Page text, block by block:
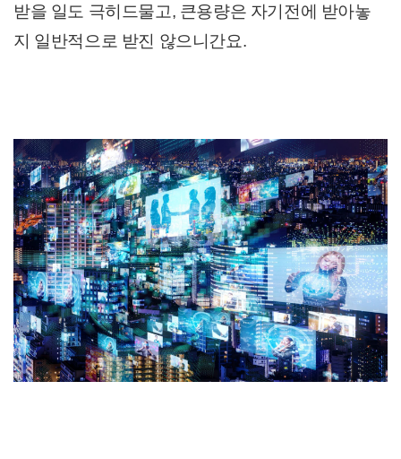
받을 일도 극히드물고, 큰용량은 자기전에 받아놓
지 일반적으로 받진 않으니간요.